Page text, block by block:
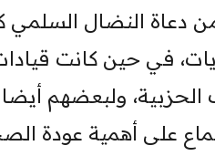
دعاة النضال
في حين كانت
ولبعضهم
على أهمية عودة